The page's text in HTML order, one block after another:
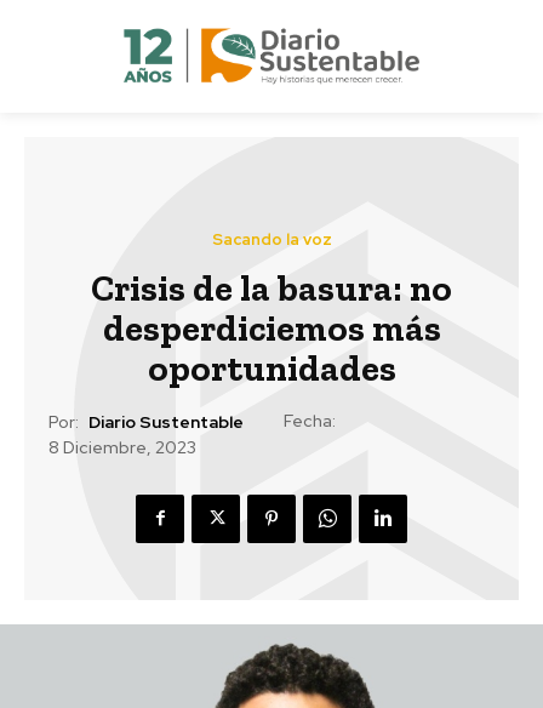
Sacando la voz
Crisis de la basura: no
desperdiciemos más
oportunidades
Por: Diario Sustentable
Fecha:
8 Diciembre, 2023